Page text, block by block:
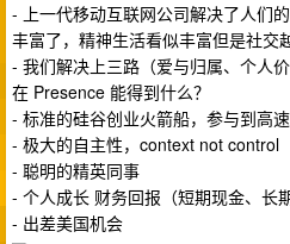
- 上一代移动互联网公司解决了人们
丰富了，精神生活看似丰富但是社交
- 我们解决上三路（爱与归属、个人价
在 Presence 能得到什么？
- 标准的硅谷创业火箭船，参与到高
- 极大的自主性，context not control
- 聪明的精英同事
- 个人成长 财务回报（短期现金、长
- 出差美国机会